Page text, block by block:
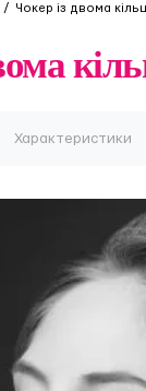
Чокер із двома
Характеристики